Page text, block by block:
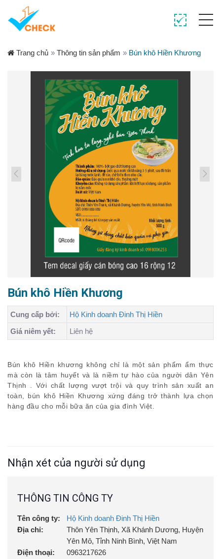
Trang chủ » Thông tin sản phẩm » Bún khô Hiền Khương
Bún khô Hiền Khương
Cung cấp bởi:
Hộ Kinh doanh Đinh Thị Hiền
Giá niêm yết:
Liên hệ
Bún khô Hiền khương không chỉ là một sản phẩm ẩm thực
mà còn là tâm huyết và là niềm tự hào của người dân Yên
Thịnh . Với chất lượng vượt trội và quy trình sản xuất an
toàn, bún khô Hiền Khương xứng đáng trở thành lựa chọn
hàng đầu cho mỗi bữa ăn của gia đình Việt.
Nhận xét của người sử dụng
THÔNG TIN CÔNG TY
Tên công ty:
Hộ Kinh doanh Đinh Thị Hiền
Địa chỉ:
Thôn Yên Thịnh, Xã Khánh Dương, Huyện
Yên Mô, Tỉnh Ninh Bình, Việt Nam
Điện thoại:
0963217626